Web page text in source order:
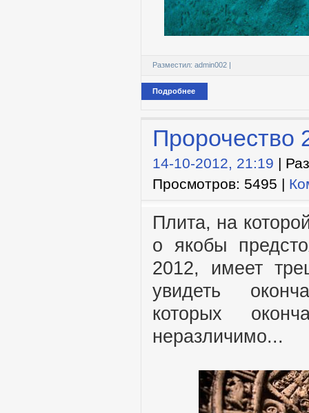
Разместил: admin002 |
Подробнее
Пророчество
14-10-2012, 21:19 |
Просмотров: 5495 |
Плита, на
о якобы
2012, имеет
увидеть
которых
неразличимо...